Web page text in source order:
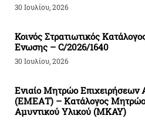
30 Ιουλίου, 2026
Κοινός Στρατιωτικός
Ενωσης – C/2026/1640
30 Ιουλίου, 2026
Ενιαίο Μητρώο Επιχειρήσεων
(ΕΜΕΑΤ) – Κατάλογος
Αμυντικού Υλικού (ΜΚΑΥ)